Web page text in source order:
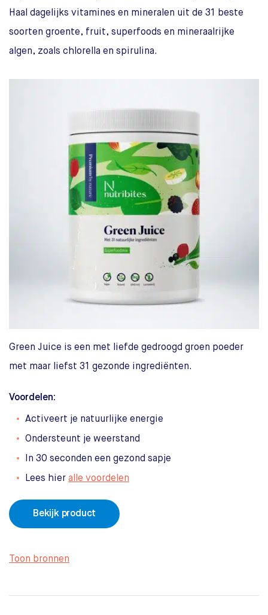
Haal dagelijks vitamines en mineralen uit de 31 beste
soorten groente, fruit, superfoods en mineraalrijke
algen, zoals chlorella en spirulina.
Green Juice is een met liefde gedroogd groen poeder
met maar liefst 31 gezonde ingrediënten.
Voordelen:
Activeert je natuurlijke energie
Ondersteunt je weerstand
In 30 seconden een gezond sapje
Lees hier alle voordelen
Bekijk product
Toon bronnen